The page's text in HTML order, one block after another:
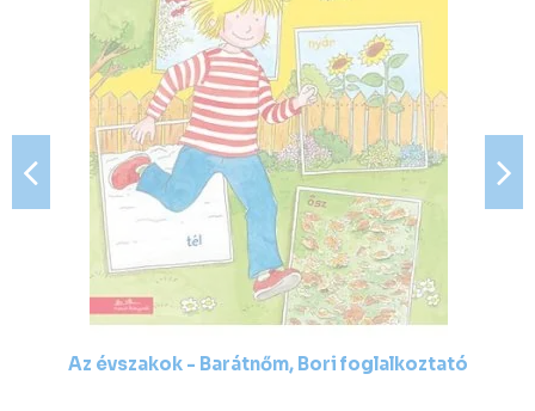
Az évszakok - Barátnőm, Bori foglalkoztató